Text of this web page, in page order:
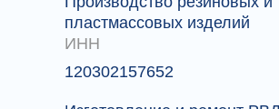
пластмассовых изделий
ИНН
120302157652